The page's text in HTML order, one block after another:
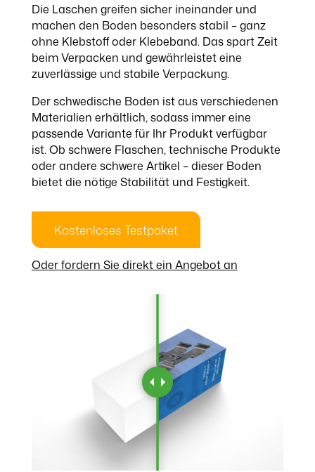
Die Laschen greifen sicher ineinander und
machen den Boden besonders stabil – ganz
ohne Klebstoff oder Klebeband. Das spart Zeit
beim Verpacken und gewährleistet eine
zuverlässige und stabile Verpackung.
Der schwedische Boden ist aus verschiedenen
Materialien erhältlich, sodass immer eine
passende Variante für Ihr Produkt verfügbar
ist. Ob schwere Flaschen, technische Produkte
oder andere schwere Artikel – dieser Boden
bietet die nötige Stabilität und Festigkeit.
Kostenloses Testpaket
Oder fordern Sie direkt ein Angebot an